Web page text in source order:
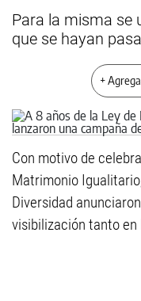
Para la misma se
que se hayan
+
Con motivo de
Matrimonio
Diversidad
visibilización tanto en